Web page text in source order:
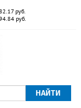
руб.
руб.
НАЙТИ